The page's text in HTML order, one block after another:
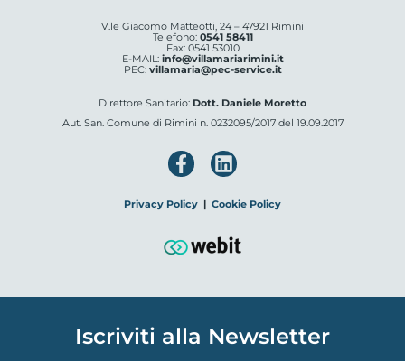
V.le Giacomo Matteotti, 24 – 47921 Rimini
Telefono: 0541 58411
Fax: 0541 53010
E-MAIL: info@villamariarimini.it
PEC: villamaria@pec-service.it
Direttore Sanitario: Dott. Daniele Moretto
Aut. San. Comune di Rimini n. 0232095/2017 del 19.09.2017
Privacy Policy | Cookie Policy
Iscriviti alla Newsletter